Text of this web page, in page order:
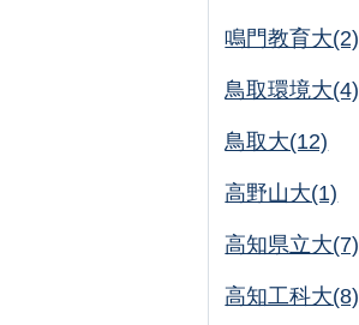
鳴門教育大(2)
鳥取環境大(4)
鳥取大(12)
高野山大(1)
高知県立大(7)
高知工科大(8)